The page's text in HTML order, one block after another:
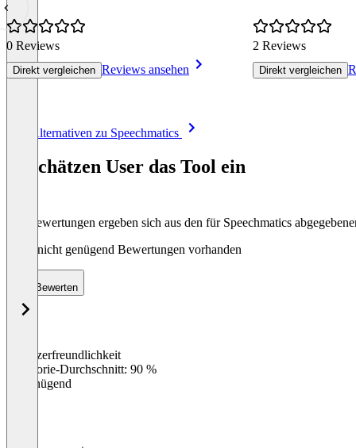
0 Reviews
Direkt vergleichen Reviews ansehen
2 Reviews
Direkt vergleichen
Alle Alternativen zu Speechmatics
So schätzen User das Tool ein
Die Bewertungen ergeben sich aus den für Speechmatics
Noch nicht genügend Bewertungen vorhanden
Bewerten
Benutzerfreundlichkeit
Kategorie-Durchschnitt: 90 %
Ungenügend